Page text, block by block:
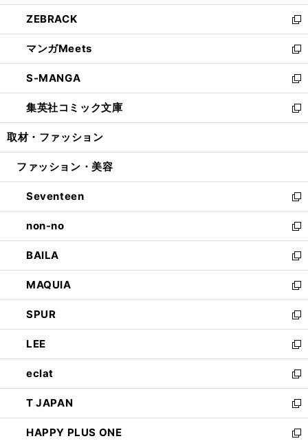
開
く
ウ
で
開
く
ン
ド
ウ
で
開
く
ウ
ィ
ン
ド
ウ
で
開
く
し
い
ウ
ィ
ン
ド
ウ
で
開
ZEBRACK
新
し
い
ウ
ィ
ン
ド
ウ
開
マンガMeets
新
し
い
ウ
ィ
ン
ウ
開
く
S-MANGA
新
し
い
ウ
ン
ウ
で
開
く
集英社コミック文庫
新
し
ウ
ン
ド
ウ
で
開
く
取材・ファッション
ファッション・美容
Seventeen
新
し
い
ウ
ィ
ン
ド
ウ
で
開
く
non-no
新
し
い
ウ
ィ
ン
ド
ウ
で
開
く
BAILA
新
し
い
ウ
ィ
ン
ド
ウ
で
開
く
MAQUIA
新
し
い
ウ
ィ
ン
ド
ウ
で
開
く
SPUR
新
し
い
ウ
ィ
ン
ド
ウ
で
LEE
新
し
い
ウ
ィ
ン
ド
eclat
新
し
い
ウ
ィ
T JAPAN
新
し
い
HAPPY PLUS ONE
新